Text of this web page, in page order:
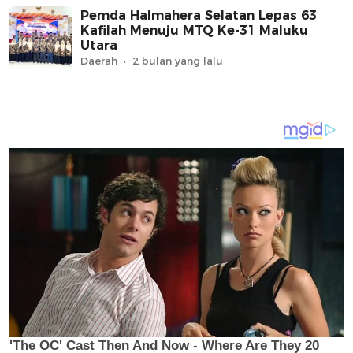
Pemda Halmahera Selatan Lepas 63
Kafilah Menuju MTQ Ke-31 Maluku
Utara
Daerah 2 bulan yang lalu